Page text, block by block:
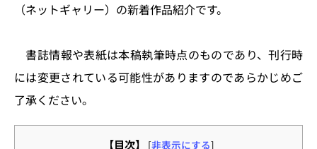
（ネットギャリー）の新着作品紹介です。
書誌情報や表紙は本稿執筆時点のものであり、刊行時
には変更されている可能性がありますのであらかじめご
了承ください。
【目次】 [非表示にする]